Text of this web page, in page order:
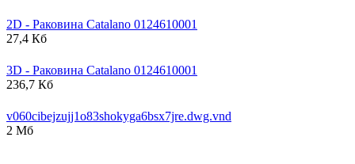
2D - Раковина Catalano 0124610001
27,4 Кб
3D - Раковина Catalano 0124610001
236,7 Кб
v060cibejzujj1o83shokyga6bsx7jre.dwg.vnd
2 Мб